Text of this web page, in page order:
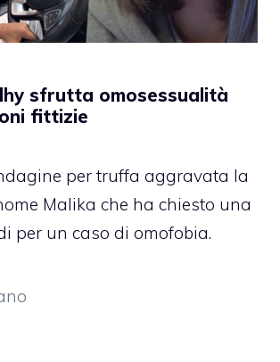
sfrutta omosessualità
fittizie
per truffa aggravata la
Malika che ha chiesto una
per un caso di omofobia.